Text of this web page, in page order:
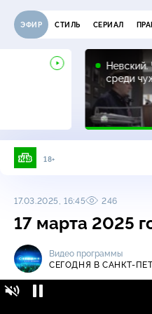
ЭФИР СТИЛЬ СЕРИАЛ
среди
18+
17.03.2025, 16:45 246
17 марта 2025
Видео программы
СЕГОДНЯ В САНКТ-